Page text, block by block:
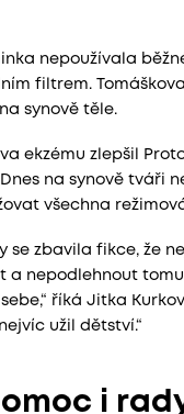
nepoužívala
filtrem.
synově těle.
ekzému zlepšil
na synově tváři
všechna
se zbavila fikce, že
nepodlehnout
říká Jitka
užil dětství.“
i